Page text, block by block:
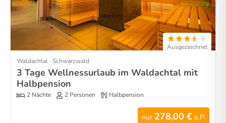
Ausgezeichnet
Waldachtal · Schwarzwald
3 Tage Wellnessurlaub im Waldachtal mit
Halbpension
2 Nächte 2 Personen Halbpension
nur 278,00 € p.P.